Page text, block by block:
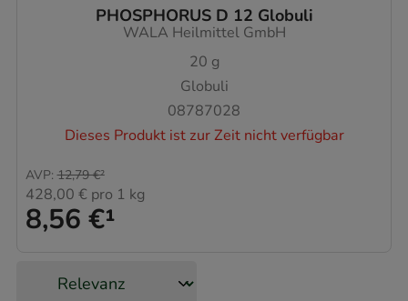
PHOSPHORUS D 12 Globuli
WALA Heilmittel GmbH
20 g
Globuli
08787028
Dieses Produkt ist zur Zeit nicht verfügbar
8,56 €¹
AVP: 12,79 €²
428,00 € pro 1 kg